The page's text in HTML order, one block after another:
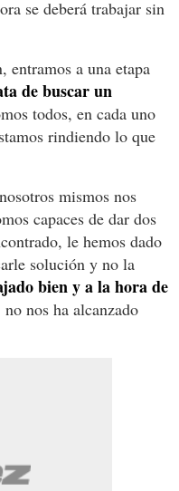
se deberá trabajar sin
entramos a una etapa
de buscar un
todos, en cada uno
rindiendo lo que
mismos nos
capaces de dar dos
le hemos dado
solución y no la
bien y a la hora de
no nos ha alcanzado